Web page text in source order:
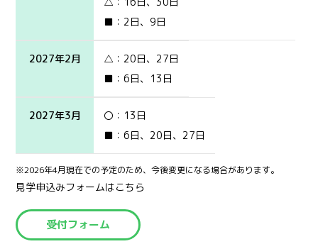
■：2日、9日
2027年2月
△：20日、27日
■：6日、13日
2027年3月
〇：13日
■：6日、20日、27日
※2026年4月現在での予定のため、今後変更になる場合があります。
見学申込みフォームはこちら
受付フォーム